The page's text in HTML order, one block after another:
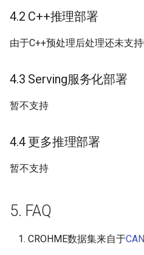
4.2 C++推理部署
由于C++预处理后处理还未支
4.3 Serving服务化部署
暂不支持
4.4 更多推理部署
暂不支持
5. FAQ
CROHME数据集来自于